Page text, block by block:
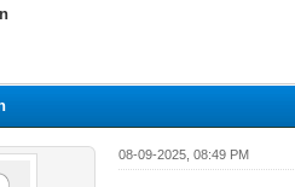
08-09-2025, 08:49 PM